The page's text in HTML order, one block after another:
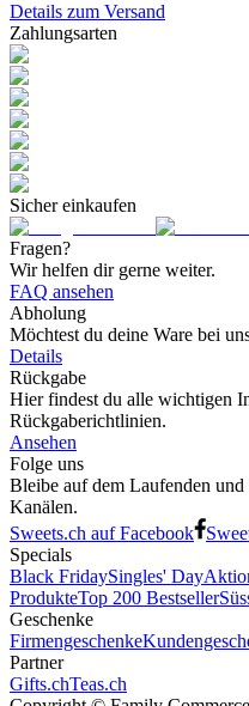
Details zum Versand
Zahlungsarten
Sicher einkaufen
Fragen?
Wir helfen dir gerne weiter.
FAQ ansehen
Abholung
Möchtest du deine Ware bei
Details
Rückgabe
Hier findest du alle wichtigen
Rückgaberichtlinien.
Ansehen
Folge uns
Bleibe auf dem Laufenden
Kanälen.
Sweets.ch auf Facebook
Specials
Black FridaySingles' Day
ProdukteTop 200 Bestseller
Geschenke
Firmengeschenke
Partner
Gifts.chTeas.ch